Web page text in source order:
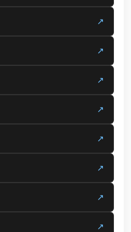
↗
↗
↗
↗
↗
↗
↗
↗